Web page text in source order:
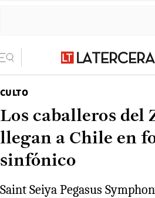
CULTO
Los caballeros del
llegan a Chile en
sinfónico
Saint Seiya Pegasus